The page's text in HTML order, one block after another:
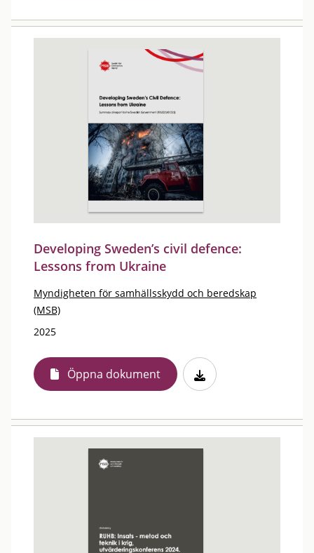
Developing Sweden’s civil defence:
Lessons from Ukraine
Myndigheten för samhällsskydd och beredskap
(MSB)
2025
Öppna dokument